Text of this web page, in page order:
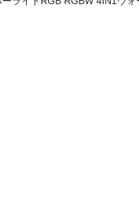
、庭園、パティオ、通路の雰